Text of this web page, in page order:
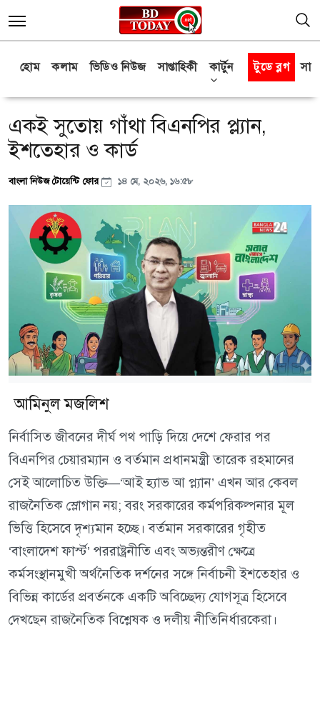
হোম কলাম ভিডিও নিউজ সাপ্তাহিকী কার্টুন টুডে ব্লগ
একই সুতোয় গাঁথা বিএনপির প্ল্যান,
ইশতেহার ও কার্ড
বাংলা নিউজ টোয়েন্টি ফোর ১৪ মে, ২০২৬, ১৬:৫৮
আমিনুল মজলিশ
নির্বাসিত জীবনের দীর্ঘ পথ পাড়ি দিয়ে দেশে ফেরার পর
বিএনপির চেয়ারম্যান ও বর্তমান প্রধানমন্ত্রী তারেক রহমানের
সেই আলোচিত উক্তি—‘আই হ্যাভ আ প্ল্যান’ এখন আর কেবল
রাজনৈতিক স্লোগান নয়; বরং সরকারের কর্মপরিকল্পনার মূল
ভিত্তি হিসেবে দৃশ্যমান হচ্ছে। বর্তমান সরকারের গৃহীত
‘বাংলাদেশ ফার্স্ট’ পররাষ্ট্রনীতি এবং অভ্যন্তরীণ ক্ষেত্রে
কর্মসংস্থানমুখী অর্থনৈতিক দর্শনের সঙ্গে নির্বাচনী ইশতেহার ও
বিভিন্ন কার্ডের প্রবর্তনকে একটি অবিচ্ছেদ্য যোগসূত্র হিসেবে
দেখছেন রাজনৈতিক বিশ্লেষক ও দলীয় নীতিনির্ধারকেরা।